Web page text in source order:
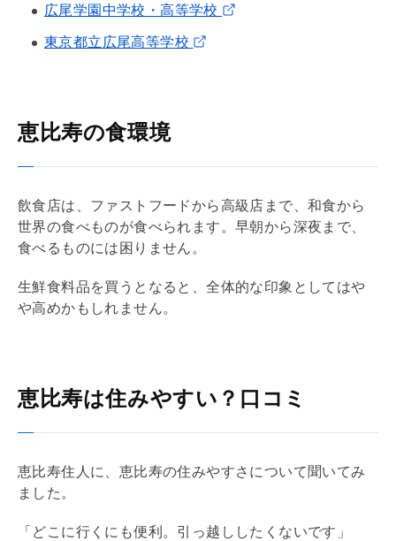
広尾学園中学校・高等学校
東京都立広尾高等学校
恵比寿の食環境
飲食店は、ファストフードから高級店まで、和食から
世界の食べものが食べられます。早朝から深夜まで、
食べるものには困りません。
生鮮食料品を買うとなると、全体的な印象としてはや
や高めかもしれません。
恵比寿は住みやすい？口コミ
恵比寿住人に、恵比寿の住みやすさについて聞いてみ
ました。
「どこに行くにも便利。引っ越ししたくないです」